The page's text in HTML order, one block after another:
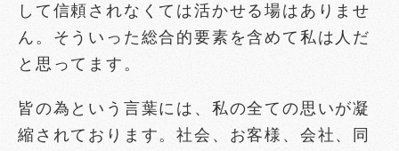
して信頼されなくては活かせる場はありませ
ん。そういった総合的要素を含めて私は人だ
と思ってます。
皆の為という言葉には、私の全ての思いが凝
縮されております。社会、お客様、会社、同